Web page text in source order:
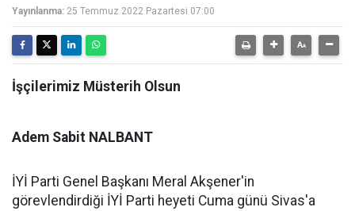
Yayınlanma: 25 Temmuz 2022 Pazartesi 07:00
İşçilerimiz Müsterih Olsun
Adem Sabit NALBANT
İYİ Parti Genel Başkanı Meral Akşener'in
görevlendirdiği İYİ Parti heyeti Cuma günü Sivas'a